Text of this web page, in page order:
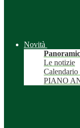
Novità
Le notizie
Calendario
PIANO